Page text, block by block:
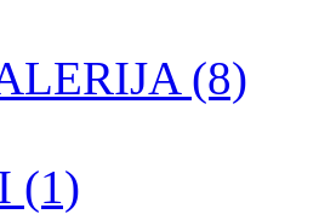
(8)
(1)